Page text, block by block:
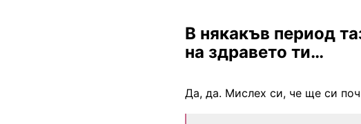
В някакъв период
на здравето ти…
Да, да. Мислех си, че ще си